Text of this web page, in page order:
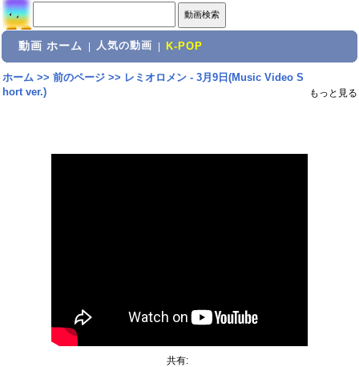
動画 ホーム 人気の動画 K-POP
ホーム>> 前のページ>> レミオロメン - 3月9日(Music Video S
hort ver.)
もっと見る
共有: